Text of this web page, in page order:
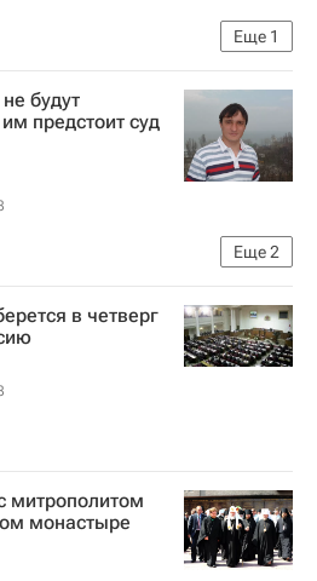
Еще 1
убийстве Гонгадзе
будут
предстоит суд
Еще2
Избиение российских яхтсменов испанской полицией
в Испании
в четверг
митрополитом
монастыре